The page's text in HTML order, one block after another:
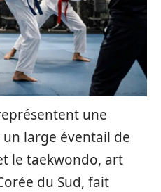
une
large éventail de
le taekwondo, art
du Sud, fait